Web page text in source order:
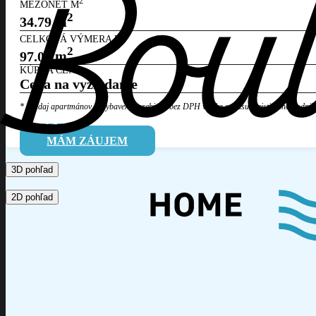
MEZONET M
34.79m2
CELKOVÁ VÝMERA M
97.05 m2
KÚPNA CENA
Cena na vyžiadanie
* Predaj apartmánov aj vybavenia prebieha bez DPH vďaka statusu turistického
PDF
MÁM ZÁUJEM
3D pohľad
2D pohľad